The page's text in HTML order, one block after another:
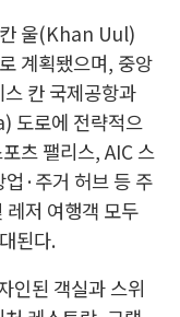
칸 울(Khan Uul)
계획됐으며, 중앙
칸 국제공항과
도로에 전략적으
츠 팰리스, AIC 스
·주거 허브 등 주
레저 여행객 모두
된다.
인된 객실과 스위